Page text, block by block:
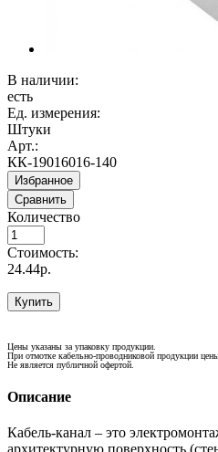
В наличии:
есть
Ед. измерения:
Штуки
Арт.:
КК-19016016-140
Избранное
Сравнить
Количество
Стоимость:
24.44р.
Купить
Цены указаны за упаковку продукции.
При отмотке кабельно-проводниковой продукции
Не является публичной офертой.
Описание
Кабель-канал – это